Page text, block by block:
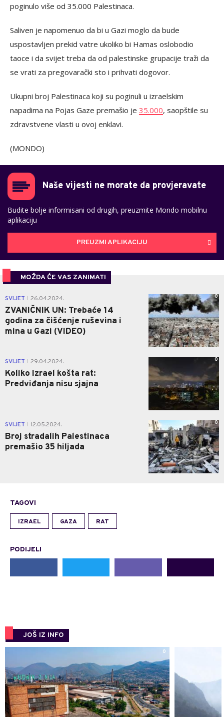
poginulo više od 35.000 Palestinaca.
Saliven je napomenuo da bi u Gazi moglo da bude
uspostavljen prekid vatre ukoliko bi Hamas oslobodio
taoce i da svijet treba da od palestinske grupacije traži da
se vrati za pregovarački sto i prihvati dogovor.
Ukupni broj Palestinaca koji su poginuli u izraelskim
napadima na Pojas Gaze premašio je 35.000, saopštile su
zdravstvene vlasti u ovoj enklavi.
(MONDO)
Naše vijesti ne morate da provjeravate
Budite bolje informisani od drugih, preuzmite Mondo mobilnu
aplikaciju
PREUZMI APLIKACIJU
MOŽDA ĆE VAS ZANIMATI
SVIJET 26.04.2024.
ZVANIČNIK UN: Trebaće 14
godina za čišćenje ruševina i
mina u Gazi (VIDEO)
0
SVIJET 29.04.2024.
Koliko Izrael košta rat:
Predviđanja nisu sjajna
0
SVIJET 12.05.2024.
Broj stradalih Palestinaca
premašio 35 hiljada
0
TAGOVI
IZRAEL GAZA RAT
PODIJELI
JOŠ IZ INFO
0